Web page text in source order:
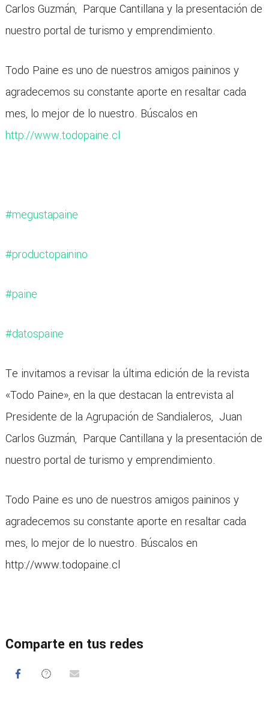
Carlos Guzmán, Parque Cantillana y la presentación de
nuestro portal de turismo y emprendimiento.
Todo Paine es uno de nuestros amigos paininos y
agradecemos su constante aporte en resaltar cada
mes, lo mejor de lo nuestro. Búscalos en
http://www.todopaine.cl
#megustapaine
#productopainino
#paine
#datospaine
Te invitamos a revisar la última edición de la revista
«Todo Paine», en la que destacan la entrevista al
Presidente de la Agrupación de Sandialeros, Juan
Carlos Guzmán, Parque Cantillana y la presentación de
nuestro portal de turismo y emprendimiento.
Todo Paine es uno de nuestros amigos paininos y
agradecemos su constante aporte en resaltar cada
mes, lo mejor de lo nuestro. Búscalos en
http://www.todopaine.cl
Comparte en tus redes